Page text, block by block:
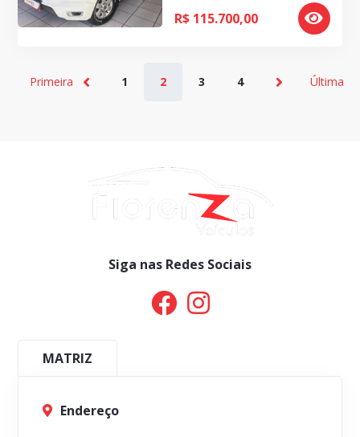
R$ 115.700,00
Primeira 1 2 3 4 Última
Siga nas Redes Sociais
MATRIZ
Endereço